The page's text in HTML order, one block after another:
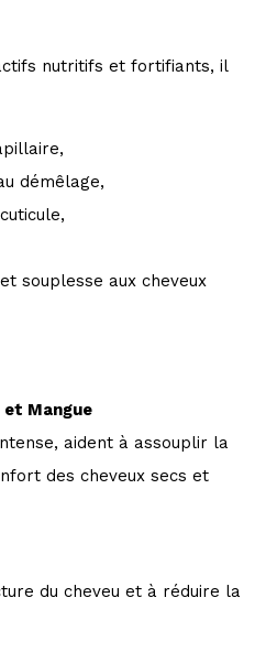
nutritifs et fortifiants, il
démêlage,
souplesse aux cheveux
Mangue
aident à assouplir la
des cheveux secs et
du cheveu et à réduire la